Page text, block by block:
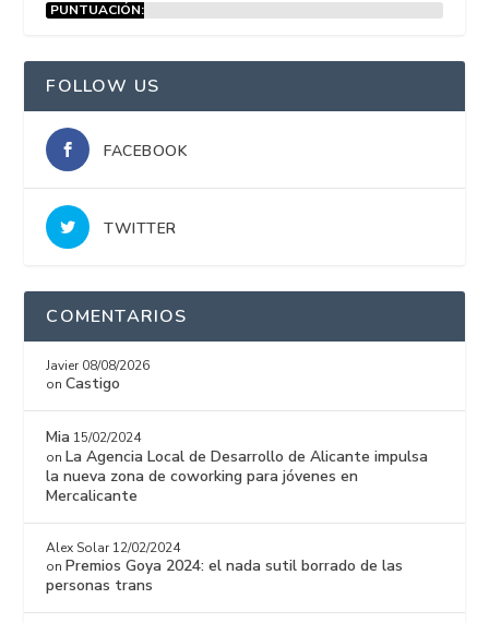
PUNTUACIÓN:
FOLLOW US
FACEBOOK
TWITTER
COMENTARIOS
Javier 08/08/2026
onCastigo
Mia 15/02/2024
onLa Agencia Local de Desarrollo de Alicante impulsa
la nueva zona de coworking para jóvenes en
Mercalicante
Alex Solar 12/02/2024
onPremios Goya 2024: el nada sutil borrado de las
personas trans